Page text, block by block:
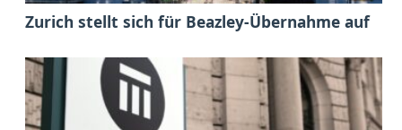
Zurich stellt sich für Beazley-Übernahme auf